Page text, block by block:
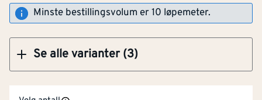
Minste bestillingsvolum er 10 løpemeter.
Se alle varianter (3)
Antall bearbeidede
[stk]
4
Brannbeskyttelsesbehand
Nei